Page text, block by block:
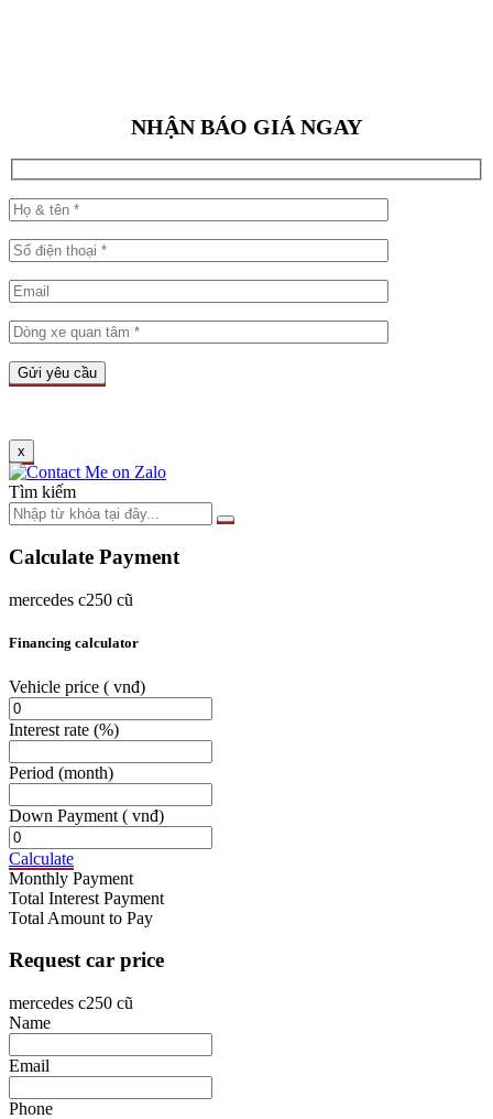
NHẬN BÁO GIÁ NGAY
x
Tìm kiếm
Calculate Payment
mercedes c250 cũ
Financing calculator
Vehicle price ( vnđ)
Interest rate (%)
Period (month)
Down Payment ( vnđ)
Calculate
Monthly Payment
Total Interest Payment
Total Amount to Pay
Request car price
mercedes c250 cũ
Name
Email
Phone